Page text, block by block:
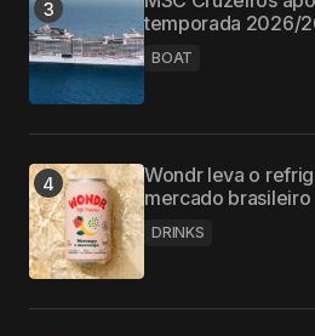
temporada 2026/
BOAT
Wondr leva o
mercado brasileiro
DRINKS